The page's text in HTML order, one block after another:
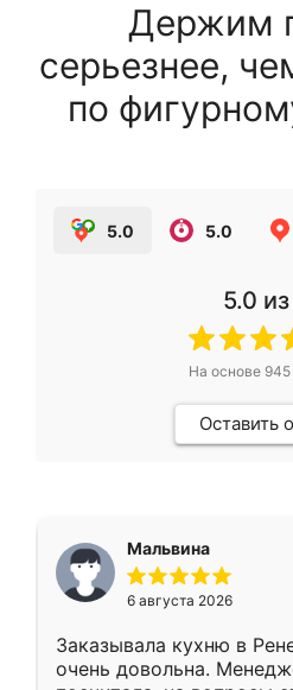
Держим
серьезнее,
по
5.0 5.0
5.0
На основе 945
Оставить
Мальвина
6 августа 2026
Заказывала кухню в
очень довольна.